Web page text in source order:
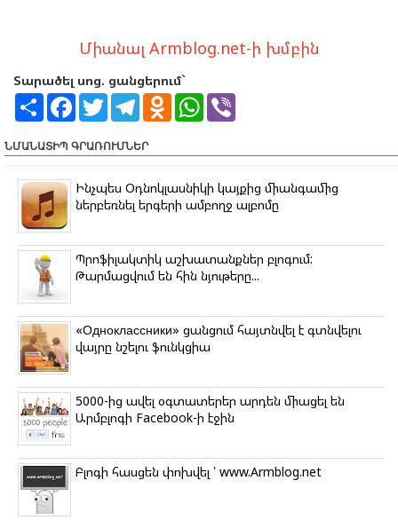
Միանալ Armblog.net-ի խմբին
Տարածել սոց. ցանցերում`
S
r
e
F
e
b
o
k
T
w
t
t
r
T
e
g
a
m
O
k
a
s
s
i
k
W
s
p
p
r
ՆՄԱՆԱՏԻՊ ԳՐԱՌՈՒՄՆԵՐ
Ինչպես Օդնոկլասնիկի կայքից միանգամից
ներբեռնել երգերի ամբողջ ալբոմը
Պրոֆիլակտիկ աշխատանքներ բլոգում:
Թարմացվում են հին նյութերը...
«Одноклассники» ցանցում հայտնվել է գտնվելու
վայրը նշելու ֆունկցիա
5000-ից ավել օգտատերեր արդեն միացել են
Արմբլոգի Facebook-ի էջին
Բլոգի հասցեն փոխվել ՝ www.Armblog.net